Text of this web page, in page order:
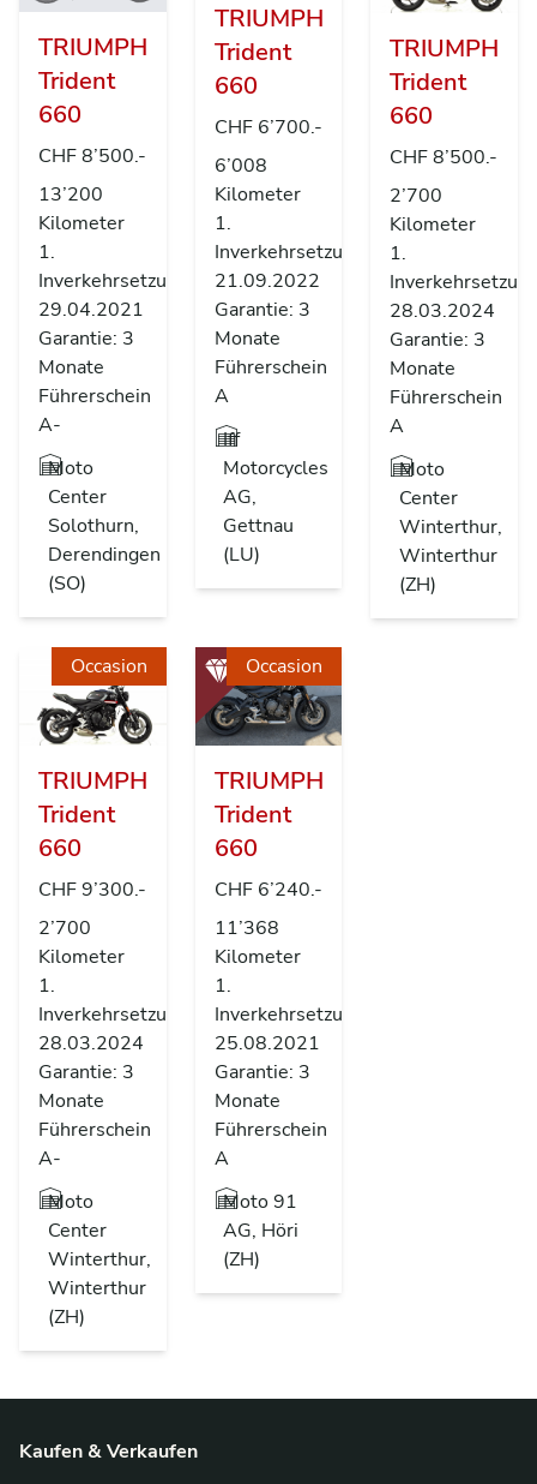
TRIUMPH
Trident
660
CHF 8’500.-
13’200
Kilometer
1.
Inverkehrsetzung
29.04.2021
Garantie: 3
Monate
Führerschein
A-
Moto
Center
Solothurn,
Derendingen
(SO)
TRIUMPH
Trident
660
CHF 6’700.-
6’008
Kilometer
1.
Inverkehrsetzung
21.09.2022
Garantie: 3
Monate
Führerschein
A
Iff
Motorcycles
AG,
Gettnau
(LU)
TRIUMPH
Trident
660
CHF 8’500.-
2’700
Kilometer
1.
28.03.2024
Garantie: 3
Monate
Führerschein
A
Moto
Center
Winterthur,
Winterthur
(ZH)
Occasion
TRIUMPH
Trident
660
CHF 9’300.-
2’700
Kilometer
1.
Inverkehrsetzung
28.03.2024
Garantie: 3
Monate
Führerschein
A-
Moto
Center
Winterthur,
Winterthur
(ZH)
Occasion
TRIUMPH
Trident
660
CHF 6’240.-
11’368
Kilometer
1.
Inverkehrsetzung
25.08.2021
Garantie: 3
Monate
Führerschein
A
Moto 91
AG, Höri
(ZH)
Kaufen & Verkaufen